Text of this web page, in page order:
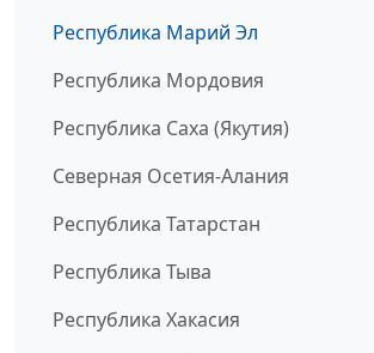
Республика Марий Эл
Республика Мордовия
Республика Саха (Якутия)
Северная Осетия-Алания
Республика Татарстан
Республика Тыва
Республика Хакасия